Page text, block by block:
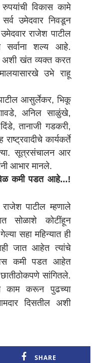
विकास कामे
उमेदवार निवडून
राजेश पाटील
सर्वाना शल्य आहे.
खंत व्यक्त करत
उभे राहू
आसुर्लेकर, भिकू
अनिल साळुंखे,
दिंडे, तानाजी गडकरी,
कार्यकर्ते
सूत्रसंचालन आर
आभार मानले.
वेळ कमी पडत आहे...!
पाटील म्हणाले
सोळाशे कोटींहून
सहा महिन्यात ही
जात आहेत त्यांचे
कमी पडत आहेत
सांगितले.
काम करून पुढच्या
दिसतील अशी
SHARE